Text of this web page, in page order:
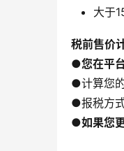
大于
税前售价
●您在平
●计算您
●报税方
●如果您